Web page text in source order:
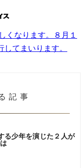
くなります。８月１
てまいります。
記事
る少年を演じた２人が